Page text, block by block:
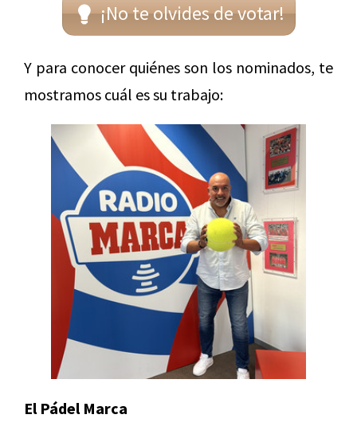
¡No te olvides de votar!
Y para conocer quiénes son los nominados, te
mostramos cuál es su trabajo:
El Pádel Marca